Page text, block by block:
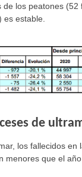
de los peatones (52
estable.
de
los fallecidos en
menores que el